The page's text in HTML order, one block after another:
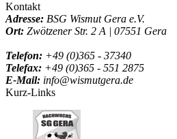
Kontakt
Adresse: BSG Wismut Gera e.V.
Ort: Zwötzener Str. 2 A | 07551 Gera
Telefon: +49 (0)365 - 37340
Telefax: +49 (0)365 - 551 2875
E-Mail: info@wismutgera.de
Kurz-Links